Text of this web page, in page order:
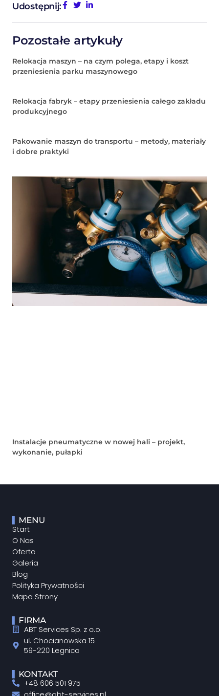
Udostępnij:
Pozostałe artykuły
Relokacja maszyn – na czym polega, etapy i koszt
przeniesienia parku maszynowego
Relokacja fabryk – etapy przeniesienia całego zakładu
produkcyjnego
Pakowanie maszyn do transportu – metody, materiały
i dobre praktyki
Instalacje pneumatyczne w nowej hali – projekt,
wykonanie, pułapki
MENU
Start
O Nas
Oferta
Galeria
Blog
Polityka Prywatności
Mapa Strony
FIRMA
ABT Services Sp. z o.o.
ul. Chocianowska 15
59-220 Legnica
KONTAKT
+48 606 501 975